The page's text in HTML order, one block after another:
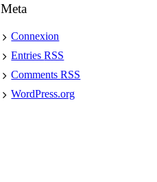
Meta
Connexion
EntriesRSS
CommentsRSS
WordPress.org